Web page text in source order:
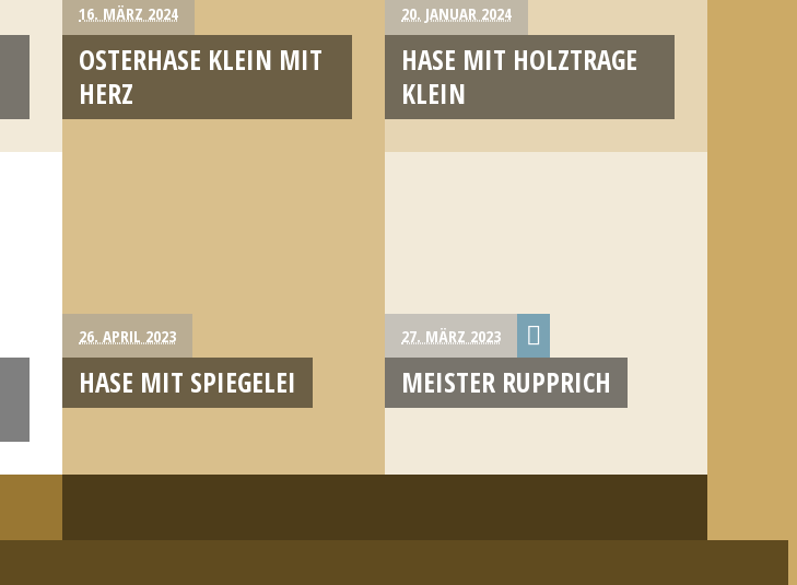
16. MÄRZ 2024
OSTERHASE KLEIN MIT
HERZ
20. JANUAR 2024
HASE MIT HOLZTRAGE
KLEIN
26. APRIL 2023
HASE MIT SPIEGELEI
27. MÄRZ 2023
MEISTER RUPPRICH